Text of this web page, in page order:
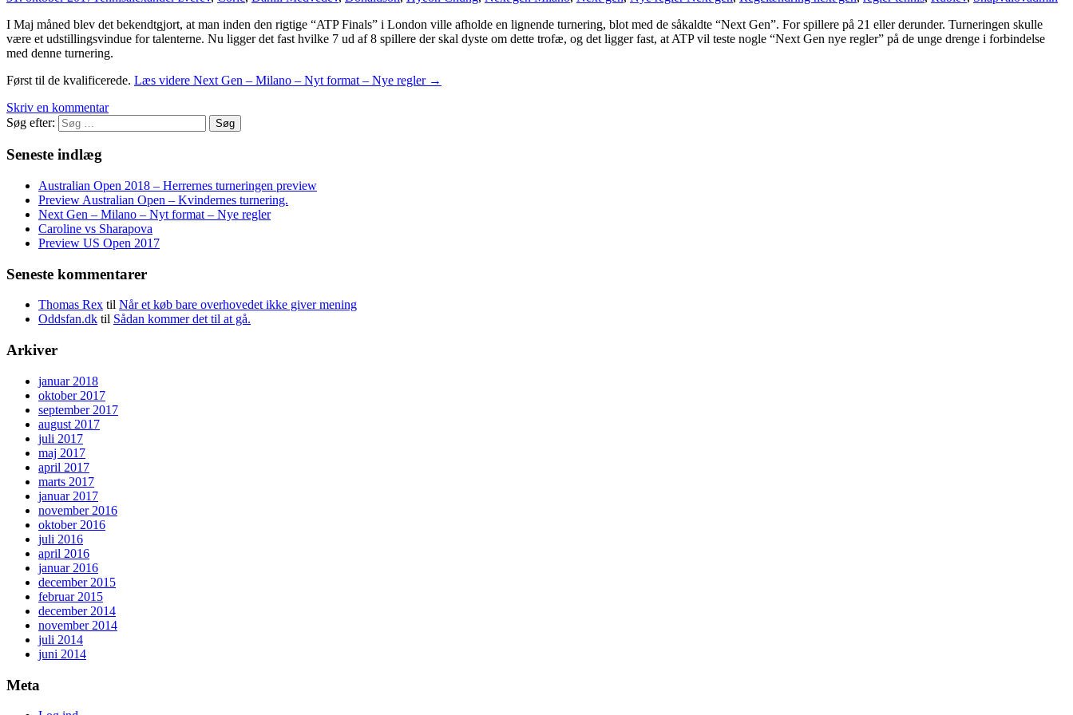
I Maj måned blev det bekendtgjort, at man inden den rigtige “ATP Finals” i London ville afholde en lignende turnering, blot med de såkaldte “Next Gen”. For spillere på 21 eller derunder. Turneringen skulle
være et udstillingsvindue for talenterne. Nu ligger det fast hvilke 7 ud af 8 spillere der skal dyste om dette trofæ, og det ligger fast, at ATP vil teste nogle “Next Gen nye regler” på de unge drenge i forbindelse
med denne turnering.
Først til de kvalificerede. Læs videre Next Gen – Milano – Nyt format – Nye regler →
Skriv en kommentar
Søg efter:
Seneste indlæg
Australian Open 2018 – Herrernes turneringen preview
Preview Australian Open – Kvindernes turnering.
Next Gen – Milano – Nyt format – Nye regler
Caroline vs Sharapova
Preview US Open 2017
Seneste kommentarer
Thomas Rex til Når et køb bare overhovedet ikke giver mening
Oddsfan.dk til Sådan kommer det til at gå.
Arkiver
januar 2018
oktober 2017
september 2017
august 2017
juli 2017
maj 2017
april 2017
marts 2017
januar 2017
november 2016
oktober 2016
juli 2016
april 2016
januar 2016
december 2015
februar 2015
december 2014
november 2014
juli 2014
juni 2014
Meta